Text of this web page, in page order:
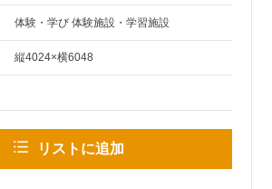
体験・学び 体験施設・学習施設
縦4024×横6048
リストに追加